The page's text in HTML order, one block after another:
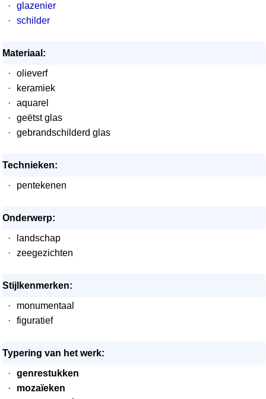
·
glazenier
·
schilder
Materiaal:
·
olieverf
·
keramiek
·
aquarel
·
geëtst glas
·
gebrandschilderd glas
Technieken:
·
pentekenen
Onderwerp:
·
landschap
·
zeegezichten
Stijlkenmerken:
·
monumentaal
·
figuratief
Typering van het werk:
·
genrestukken
·
mozaïeken